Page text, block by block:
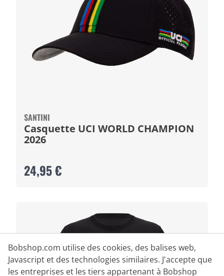
SANTINI
Casquette UCI WORLD CHAMPION
2026
24,95 €
Bobshop.com utilise des cookies, des balises web,
Javascript et des technologies similaires. J'accepte que
les entreprises et les tiers appartenant à Bobshop